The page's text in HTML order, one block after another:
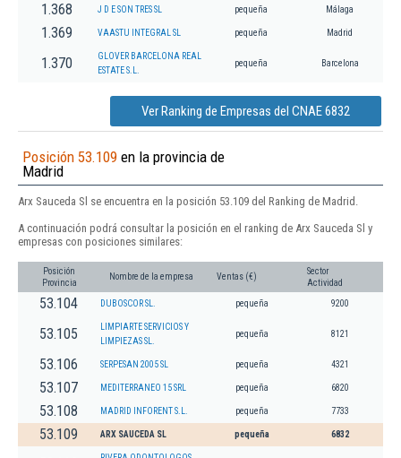
1.368 J D E SON TRES SL pequeña Málaga
1.369 VAASTU INTEGRAL SL pequeña Madrid
1.370
GLOVER BARCELONA REAL
ESTATE S.L.
pequeña Barcelona
Ver Ranking de Empresas del CNAE 6832
Posición 53.109 en la provincia de
Madrid
Arx Sauceda Sl se encuentra en la posición 53.109 del Ranking de Madrid.
A continuación podrá consultar la posición en el ranking de Arx Sauceda Sl y
empresas con posiciones similares:
Posición
Provincia
Nombre de la empresa Ventas (€)
Sector
Actividad
53.104 DUBOSCOR SL. pequeña 9200
53.105
LIMPIARTE SERVICIOS Y
LIMPIEZAS SL.
pequeña 8121
53.106 SERPESAN 2005 SL pequeña 4321
53.107 MEDITERRANEO 15 SRL pequeña 6820
53.108 MADRID INFORENT S.L. pequeña 7733
53.109 ARX SAUCEDA SL pequeña 6832